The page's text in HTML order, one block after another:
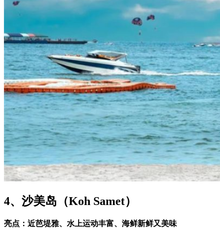
4、沙美岛（Koh Samet）
亮点：近芭堤雅、水上运动丰富、海鲜新鲜又美味